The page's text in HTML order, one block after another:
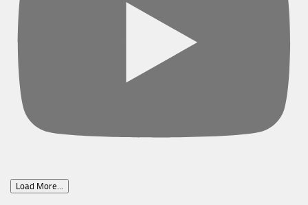
Load More...